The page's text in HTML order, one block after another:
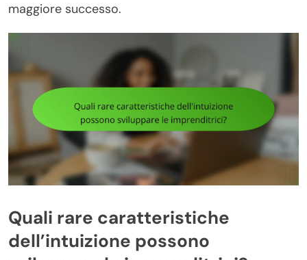
maggiore successo.
Quali rare caratteristiche
dell’intuizione possono